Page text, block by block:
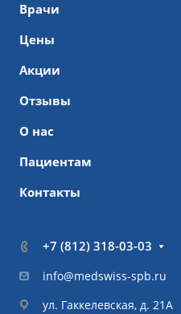
Врачи
Цены
Акции
Отзывы
О нас
Пациентам
Контакты
+7 (812) 318-03-03
info@medswiss-spb.ru
ул. Гаккелевская, д. 21А